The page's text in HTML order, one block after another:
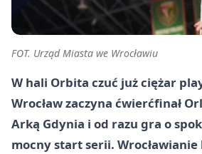
FOT. Urząd Miasta we Wrocławiu
W hali Orbita czuć już ciężar
Wrocław zaczyna ćwierćfinał
Arką Gdynia i od razu gra o
mocny start serii. Wrocławianie